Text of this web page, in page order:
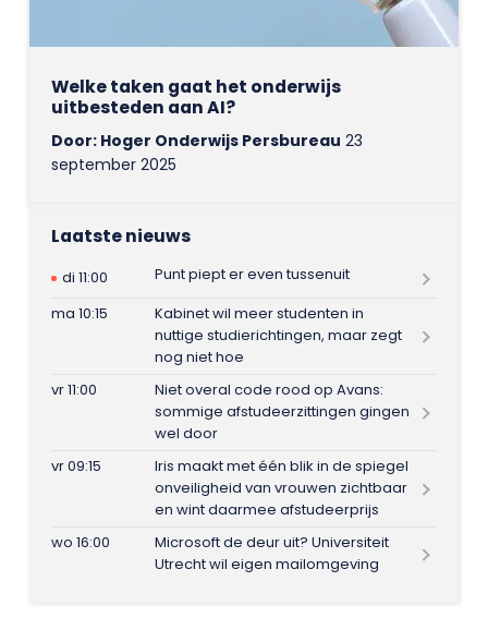
Welke taken gaat het onderwijs
uitbesteden aan AI?
Door: Hoger Onderwijs Persbureau 23
september 2025
Laatste nieuws
di 11:00
Punt piept er even tussenuit
ma 10:15
Kabinet wil meer studenten in
nuttige studierichtingen, maar zegt
nog niet hoe
vr 11:00
Niet overal code rood op Avans:
sommige afstudeerzittingen gingen
wel door
vr 09:15
Iris maakt met één blik in de spiegel
onveiligheid van vrouwen zichtbaar
en wint daarmee afstudeerprijs
wo 16:00
Microsoft de deur uit? Universiteit
Utrecht wil eigen mailomgeving